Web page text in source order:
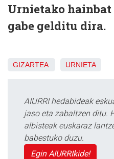
Urnietako
gabe gelditu dira.
GIZARTEA URNIETA
AIURRI hedabideak
jaso eta zabaltzen ditu.
albisteak euskaraz
babestuko duzu.
Egin AIURRIkide!